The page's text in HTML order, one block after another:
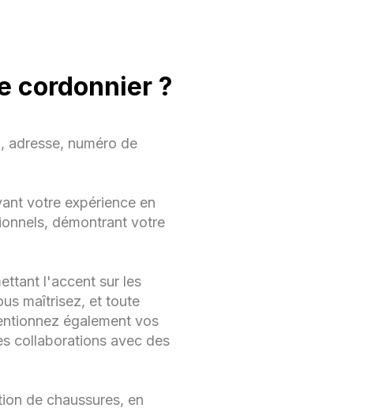
cordonnier ?
adresse, numéro de
votre expérience en
démontrant votre
l'accent sur les
maîtrisez, et toute
également vos
collaborations avec des
de chaussures, en